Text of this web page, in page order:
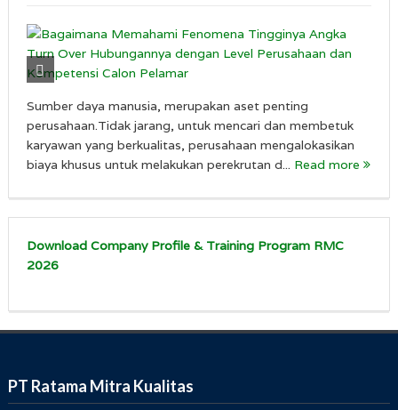
Sumber daya manusia, merupakan aset penting
perusahaan.Tidak jarang, untuk mencari dan membetuk
karyawan yang berkualitas, perusahaan mengalokasikan
biaya khusus untuk melakukan perekrutan d... Read more
Download Company Profile & Training Program RMC
2026
PT Ratama Mitra Kualitas